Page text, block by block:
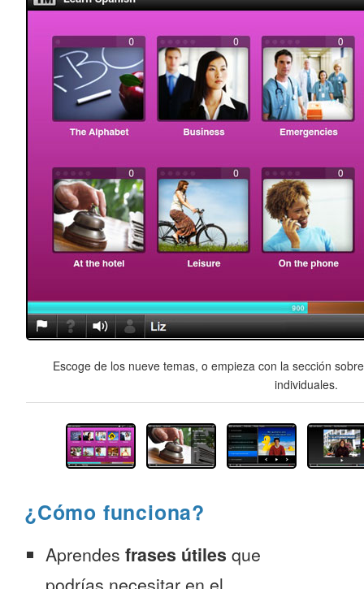
Escoge de los nueve temas, o empieza con la sección
individuales.
¿Cómo funciona?
Aprendes frases útiles que
podrías necesitar en el